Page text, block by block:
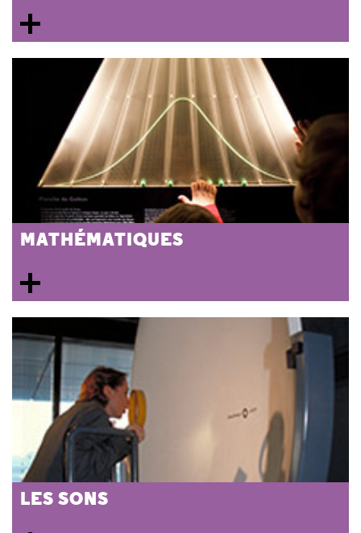
MATHÉMATIQUES
LES SONS